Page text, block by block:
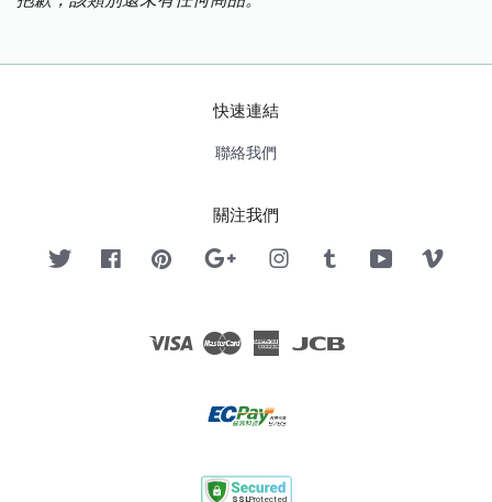
快速連結
聯絡我們
關注我們
Twitter FacebookPinterest Google InstagramTumblr YouTube
Visa Master American